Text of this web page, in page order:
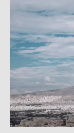
filozofiji